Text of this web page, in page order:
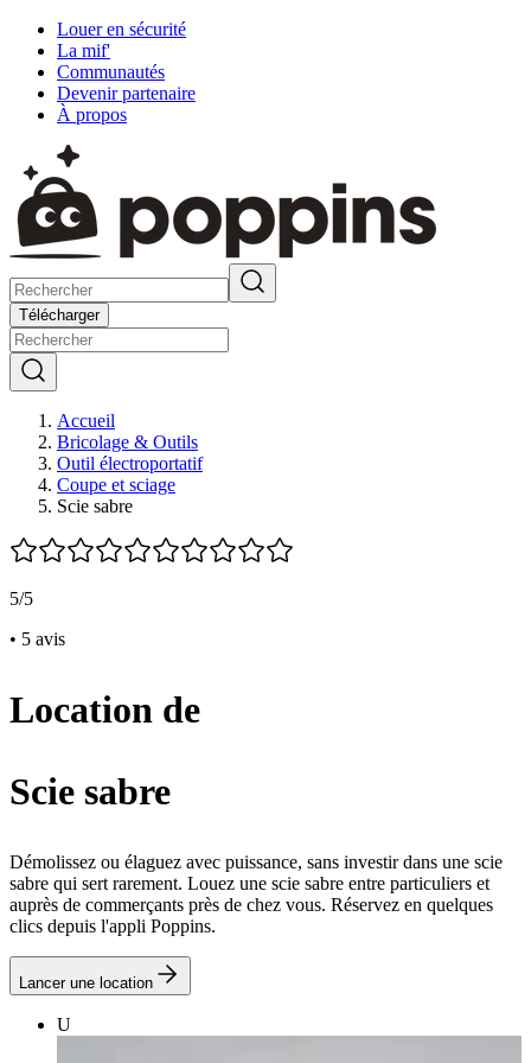
Louer en sécurité
La mif'
Communautés
Devenir partenaire
À propos
Télécharger
Accueil
Bricolage & Outils
Outil électroportatif
Coupe et sciage
Scie sabre
5/5
• 5 avis
Location de
Scie sabre
Démolissez ou élaguez avec puissance, sans investir dans une scie
sabre qui sert rarement. Louez une scie sabre entre particuliers et
auprès de commerçants près de chez vous. Réservez en quelques
clics depuis l'appli Poppins.
Lancer une location
U